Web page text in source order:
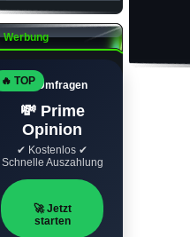
Werbung
🔥 TOP
Top Umfragen
💸 Prime
Opinion
✔ Kostenlos ✔
Schnelle Auszahlung
🚀 Jetzt
starten